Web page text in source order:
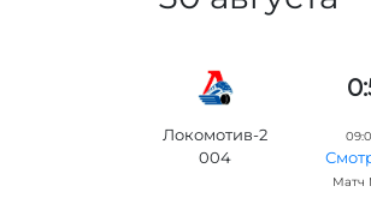
Локомотив-2
004
Матч